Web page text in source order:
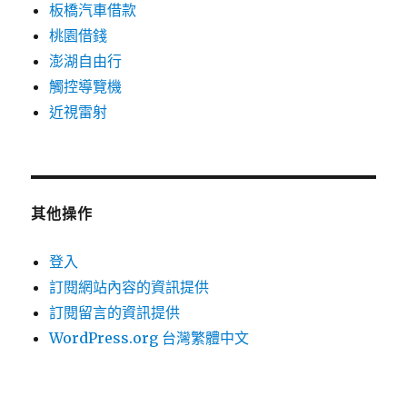
板橋汽車借款
桃園借錢
澎湖自由行
觸控導覽機
近視雷射
其他操作
登入
訂閱網站內容的資訊提供
訂閱留言的資訊提供
WordPress.org 台灣繁體中文